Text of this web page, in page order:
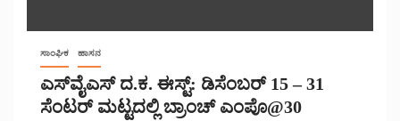
ಸಾಂಘಿಕ ಹಾಸನ
ಎಸ್‌ವೈಎಸ್ ದ.ಕ. ಈಸ್ಟ್: ಡಿಸೆಂಬರ್ 15 – 31
ಸೆಂಟರ್ ಮಟ್ಟದಲ್ಲಿ ಬ್ರಾಂಚ್‌ ಎಂಪೊ@30